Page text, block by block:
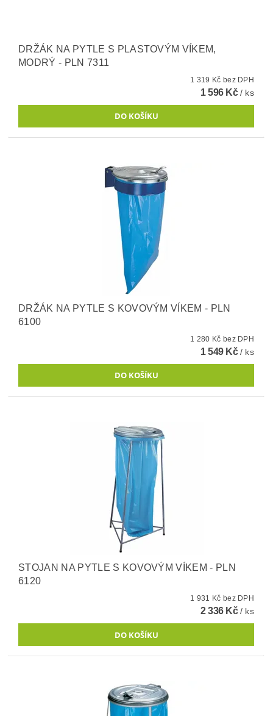
DRŽÁK NA PYTLE S PLASTOVÝM VÍKEM,
MODRÝ - PLN 7311
1 319 Kč bez DPH
1 596 Kč/ ks
DRŽÁK NA PYTLE S KOVOVÝM VÍKEM - PLN
6100
1 280 Kč bez DPH
1 549 Kč/ ks
STOJAN NA PYTLE S KOVOVÝM VÍKEM - PLN
6120
1 931 Kč bez DPH
2 336 Kč/ ks